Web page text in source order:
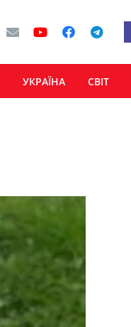
УКРАЇНА СВІТ